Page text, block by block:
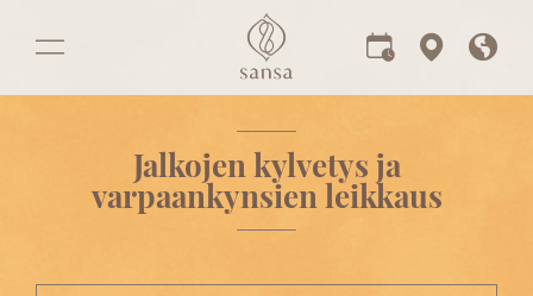
Jalkojen kylvetys ja
varpaankynsien leikkaus